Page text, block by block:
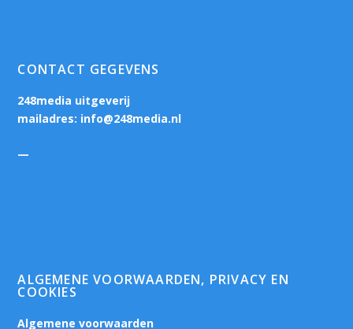
CONTACT GEGEVENS
248media uitgeverij
mailadres: info@248media.nl
—
ALGEMENE VOORWAARDEN, PRIVACY EN
COOKIES
Algemene voorwaarden